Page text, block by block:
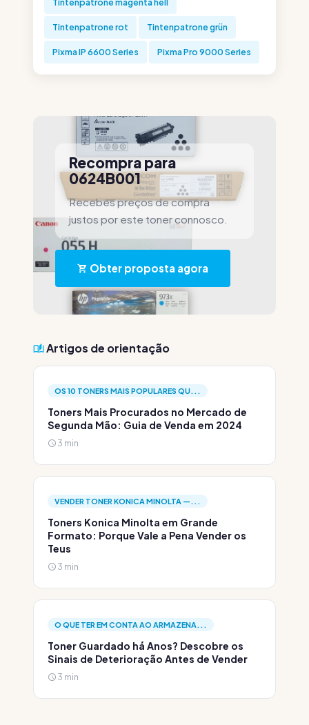
Tintenpatrone rot Tintenpatrone grün
Pixma IP 6600 Series Pixma Pro 9000 Series
Recompra para
0624B001
Recebes preços de compra
justos por este toner connosco.
Obter proposta agora
Artigos de orientação
OS 10 TONERS MAIS POPULARES QU...
Toners Mais Procurados no Mercado de
Segunda Mão: Guia de Venda em 2024
3 min
VENDER TONER KONICA MINOLTA —...
Toners Konica Minolta em Grande
Formato: Porque Vale a Pena Vender os
Teus
3 min
O QUE TER EM CONTA AO ARMAZENA...
Toner Guardado há Anos? Descobre os
Sinais de Deterioração Antes de Vender
3 min